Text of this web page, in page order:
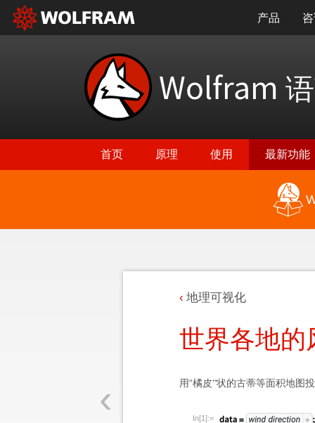
产品
Wolfram
首页 原理 使用 最新功能
‹
地理可视化
世界各地的
用“橘皮”状的古蒂等面积地图
In[1]:=